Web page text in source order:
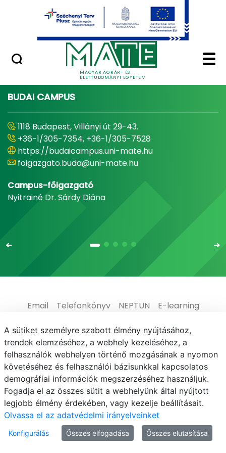
Ugrás a fő tartalomhoz
MAGYAR AGRÁR- ÉS
ÉLETTUDOMÁNYI EGYETEM
Minőségügy
Home - Magyar
BUDAI CAMPUS
1118 Budapest, Villányi út 29-43.
+36-1/305-7354, +36-1/305-7528
https://budaicampus.uni-mate.hu
foigazgato.buda@uni-mate.hu
Campus-főigazgató
Nyitrainé Dr. Sárdy Diána
Email Telefonkönyv NEPTUN
E-learning
Médiaközpont
Informatikai Igazgatóság
Adatvédelem
© MATE 2021
A sütiket személyre szabott élmény nyújtásához,
trendek elemzéséhez, a webhely kezeléséhez, a
felhasználók webhelyen történő mozgásának a nyomon
követéséhez és felhasználói bázisunkkal kapcsolatos
demográfiai információk megszerzéséhez használjuk.
Fogadja el az összes sütit a webhelyünk által nyújtott
legjobb élmény érdekében, vagy kezelje beállításait.
Olvassa el az adatvédelmi irányelveinket
Konfigurálás Összes elfogadása Összes elutasítása